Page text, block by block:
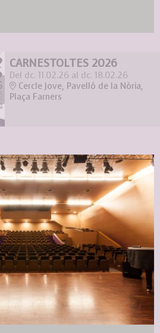
CARNESTOLTES 2026
Del dc. 11.02.26 al dc. 18.02.26
Cercle Jove, Pavelló de la Nòria,
Plaça Farners